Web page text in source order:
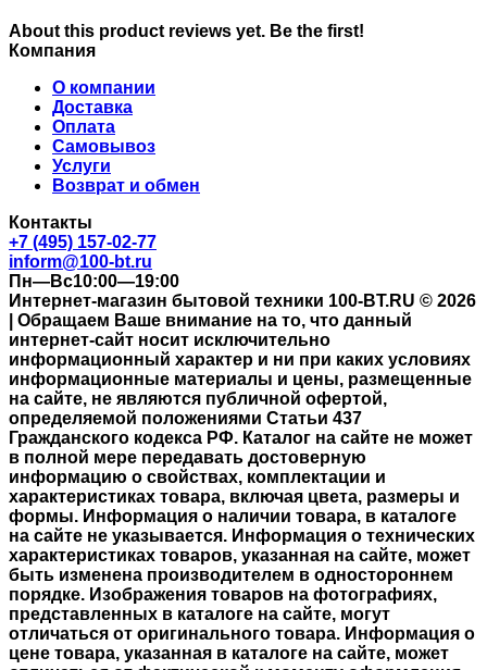
About this product reviews yet. Be the first!
Компания
О компании
Доставка
Оплата
Самовывоз
Услуги
Возврат и обмен
Контакты
+7 (495) 157-02-77
inform@100-bt.ru
Пн—Вс10:00—19:00
Интернет-магазин бытовой техники 100-BT.RU © 2026
| Обращаем Ваше внимание на то, что данный
интернет-сайт носит исключительно
информационный характер и ни при каких условиях
информационные материалы и цены, размещенные
на сайте, не являются публичной офертой,
определяемой положениями Статьи 437
Гражданского кодекса РФ. Каталог на сайте не может
в полной мере передавать достоверную
информацию о свойствах, комплектации и
характеристиках товара, включая цвета, размеры и
формы. Информация о наличии товара, в каталоге
на сайте не указывается. Информация о технических
характеристиках товаров, указанная на сайте, может
быть изменена производителем в одностороннем
порядке. Изображения товаров на фотографиях,
представленных в каталоге на сайте, могут
отличаться от оригинального товара. Информация о
цене товара, указанная в каталоге на сайте, может